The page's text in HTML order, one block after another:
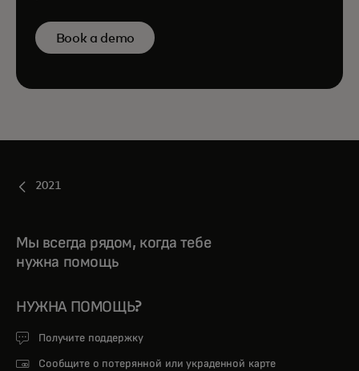
Book a demo
2021
Мы всегда рядом, когда тебе
нужна помощь
НУЖНА ПОМОЩЬ?
Получите поддержку
Сообщите о потерянной или украденной карте